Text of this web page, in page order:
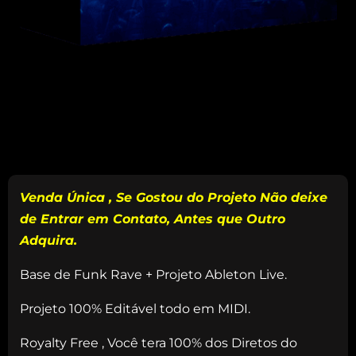
Venda Única , Se Gostou do Projeto Não deixe
de Entrar em Contato, Antes que Outro
Adquira.
Base de Funk Rave + Projeto Ableton Live.
Projeto 100% Editável todo em MIDI.
Royalty Free , Você tera 100% dos Diretos do